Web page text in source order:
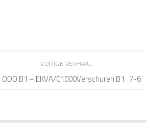
VORIGE VERHAAL
ODO B1 – EKVA/C1000Verschuren B1 7-6